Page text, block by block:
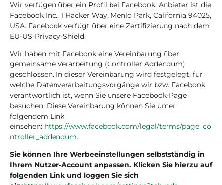
Wir verfügen über ein Profil bei Facebook. Anbieter ist die
Facebook Inc., 1 Hacker Way, Menlo Park, California 94025,
USA. Facebook verfügt über eine Zertifizierung nach dem
EU-US-Privacy-Shield.
Wir haben mit Facebook eine Vereinbarung über
gemeinsame Verarbeitung (Controller Addendum)
geschlossen. In dieser Vereinbarung wird festgelegt, für
welche Datenverarbeitungsvorgänge wir bzw. Facebook
verantwortlich ist, wenn Sie unsere Facebook-Page
besuchen. Diese Vereinbarung können Sie unter
folgendem Link
einsehen: https://www.facebook.com/legal/terms/page_co
ntroller_addendum.
Sie können Ihre Werbeeinstellungen selbstständig in
Ihrem Nutzer-Account anpassen. Klicken Sie hierzu auf
folgenden Link und loggen Sie sich